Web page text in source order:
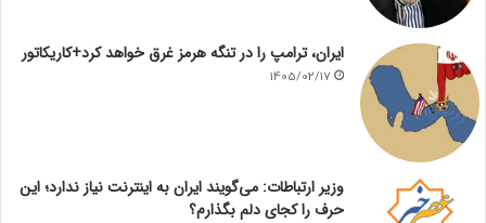
ایران، ترامپ را در تنگه هرمز غرق خواهد کرد+کاریکاتور
1405/02/17
وزیر ارتباطات: می‌گویند ایران به اینترنت نیاز ندارد؛ این
حرف را کجای دلم بگذارم؟